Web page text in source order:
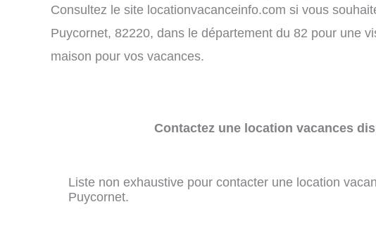
Consultez le site locationvacanceinfo.com si vous
Puycornet, 82220, dans le département du 82 pour une
maison pour vos vacances.
Contactez une location vacances
Liste non exhaustive pour contacter une location
Puycornet.